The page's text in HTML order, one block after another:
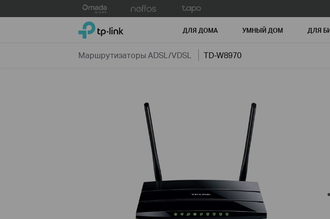
to
TP-Link, Reliably Smart ДЛЯ ДОМА УМНЫЙ ДОМ ДЛЯ
Маршрутизаторы ADSL/VDSL TD-W8970